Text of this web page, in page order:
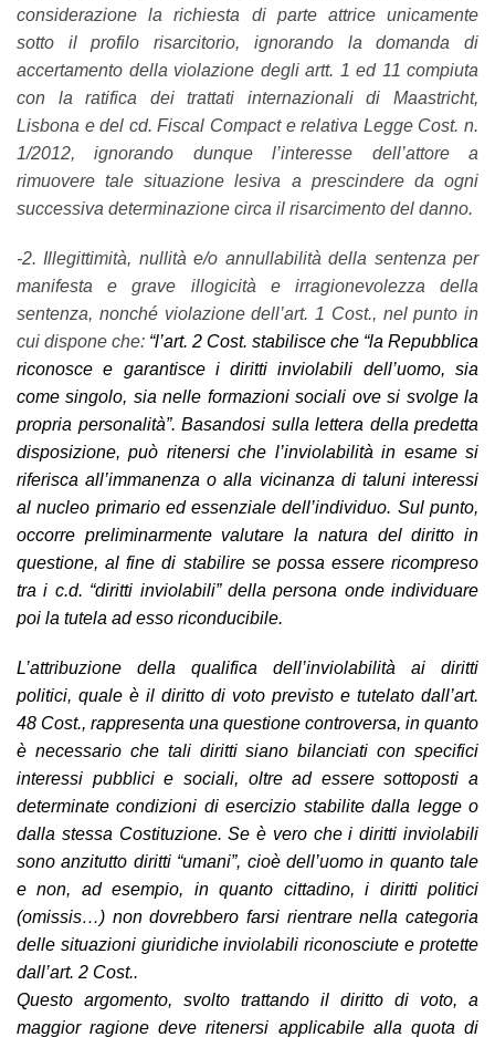
considerazione la richiesta di parte attrice unicamente
sotto il profilo risarcitorio, ignorando la domanda di
accertamento della violazione degli artt. 1 ed 11 compiuta
con la ratifica dei trattati internazionali di Maastricht,
Lisbona e del cd. Fiscal Compact e relativa Legge Cost. n.
1/2012, ignorando dunque l’interesse dell’attore a
rimuovere tale situazione lesiva a prescindere da ogni
successiva determinazione circa il risarcimento del danno.
-2. Illegittimità, nullità e/o annullabilità della sentenza per
manifesta e grave illogicità e irragionevolezza della
sentenza, nonché violazione dell’art. 1 Cost., nel punto in
cui dispone che: “l’art. 2 Cost. stabilisce che “la Repubblica
riconosce e garantisce i diritti inviolabili dell’uomo, sia
come singolo, sia nelle formazioni sociali ove si svolge la
propria personalità”. Basandosi sulla lettera della predetta
disposizione, può ritenersi che l’inviolabilità in esame si
riferisca all’immanenza o alla vicinanza di taluni interessi
al nucleo primario ed essenziale dell’individuo. Sul punto,
occorre preliminarmente valutare la natura del diritto in
questione, al fine di stabilire se possa essere ricompreso
tra i c.d. “diritti inviolabili” della persona onde individuare
poi la tutela ad esso riconducibile.
L’attribuzione della qualifica dell’inviolabilità ai diritti
politici, quale è il diritto di voto previsto e tutelato dall’art.
48 Cost., rappresenta una questione controversa, in quanto
è necessario che tali diritti siano bilanciati con specifici
interessi pubblici e sociali, oltre ad essere sottoposti a
determinate condizioni di esercizio stabilite dalla legge o
dalla stessa Costituzione. Se è vero che i diritti inviolabili
sono anzitutto diritti “umani”, cioè dell’uomo in quanto tale
e non, ad esempio, in quanto cittadino, i diritti politici
(omissis…) non dovrebbero farsi rientrare nella categoria
delle situazioni giuridiche inviolabili riconosciute e protette
dall’art. 2 Cost..
Questo argomento, svolto trattando il diritto di voto, a
maggior ragione deve ritenersi applicabile alla quota di